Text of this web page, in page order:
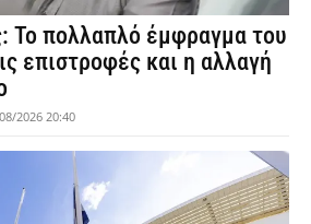
Το πολλαπλό έμφραγμα του
επιστροφές και η αλλαγή
2026 20:40